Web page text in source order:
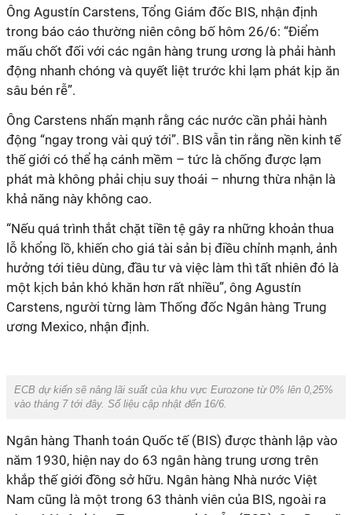
Ông Agustín Carstens, Tổng Giám đốc BIS, nhận định
trong báo cáo thường niên công bố hôm 26/6: “Điểm
mấu chốt đối với các ngân hàng trung ương là phải hành
động nhanh chóng và quyết liệt trước khi lạm phát kịp ăn
sâu bén rễ”.
Ông Carstens nhấn mạnh rằng các nước cần phải hành
động “ngay trong vài quý tới”. BIS vẫn tin rằng nền kinh tế
thế giới có thể hạ cánh mềm – tức là chống được lạm
phát mà không phải chịu suy thoái – nhưng thừa nhận là
khả năng này không cao.
“Nếu quá trình thắt chặt tiền tệ gây ra những khoản thua
lỗ khổng lồ, khiến cho giá tài sản bị điều chỉnh mạnh, ảnh
hưởng tới tiêu dùng, đầu tư và việc làm thì tất nhiên đó là
một kịch bản khó khăn hơn rất nhiều”, ông Agustín
Carstens, người từng làm Thống đốc Ngân hàng Trung
ương Mexico, nhận định.
ECB dự kiến sẽ nâng lãi suất của khu vực Eurozone từ 0% lên 0,25%
vào tháng 7 tới đây. Số liệu cập nhật đến 16/6.
Ngân hàng Thanh toán Quốc tế (BIS) được thành lập vào
năm 1930, hiện nay do 63 ngân hàng trung ương trên
khắp thế giới đồng sở hữu. Ngân hàng Nhà nước Việt
Nam cũng là một trong 63 thành viên của BIS, ngoài ra